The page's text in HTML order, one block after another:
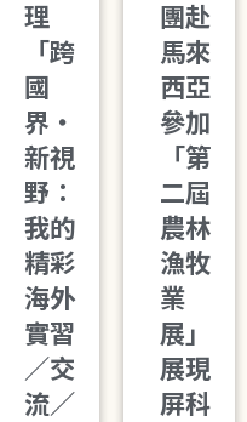
理
「跨
國
界・
新視
野：
我的
精彩
海外
實習
／交
流／
團赴
馬來
西亞
參加
「第
二屆
農林
漁牧
業
展」
展現
屏科